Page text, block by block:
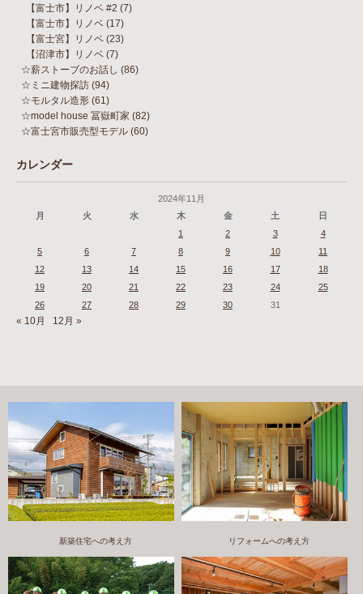
【富士市】リノベ #2 (7)
【富士市】リノベ (17)
【富士宮】リノベ (23)
【沼津市】リノベ (7)
☆薪ストーブのお話し (86)
☆ミニ建物探訪 (94)
☆モルタル造形 (61)
☆model house 冨嶽町家 (82)
☆富士宮市販売型モデル (60)
カレンダー
2024年11月
月
火 水 木 金 土
日
1
2 3
4
5
6 7 8 9 10
11
12
13 14 15 16 17
18
19
20 21 22 23 24
25
26
27 28 29 30 31
« 10月 12月 »
新築住宅への考え方 リフォームへの考え方